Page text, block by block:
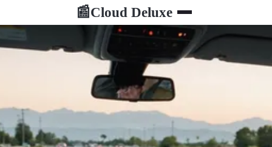
📰Cloud Deluxe